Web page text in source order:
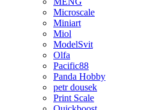
Microscale
Miniart
Miol
ModelSvit
Olfa
Pacific88
Panda Hobby
petr dousek
Print Scale